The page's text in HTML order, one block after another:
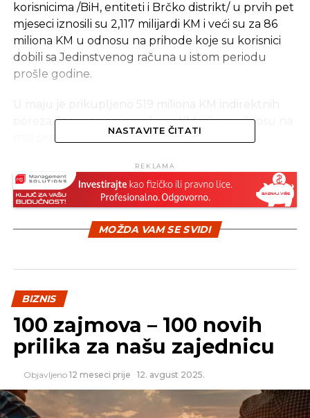
korisnicima /BiH, entiteti i Brčko distrikt/ u prvih pet
mjeseci iznosili su 2,117 milijardi KM i veći su za 86
miliona KM u odnosu na prihode koje su korisnici
dobili sa Jedinstvenog računa u istom periodu
prošle godine.
U maju je prikupljeno 519 miliona KM indirektnih
poreza, što je za osam miliona KM više u odnosu na
maj prethodne godine.
Za finansiranje institucija BiH u prvih pet mjeseci
raspoređen je iznos od 307 miliona KM.
izgradnju auto-puteva, u prvih pet mjeseci
REKLAMA
NASTAVITE ČITATI
REKLAMA
MOŽDA VAM SE SVIDI
BIZNIS
100 zajmova – 100 novih
prilika za našu zajednicu
Objavljeno 12 meseci prije 12. avgust 2025.